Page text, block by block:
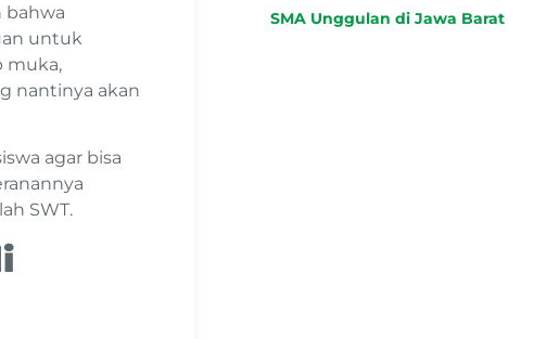
bahwa
untuk
muka,
nantinya akan
agar bisa
SWT.
SMA Unggulan di Jawa Barat